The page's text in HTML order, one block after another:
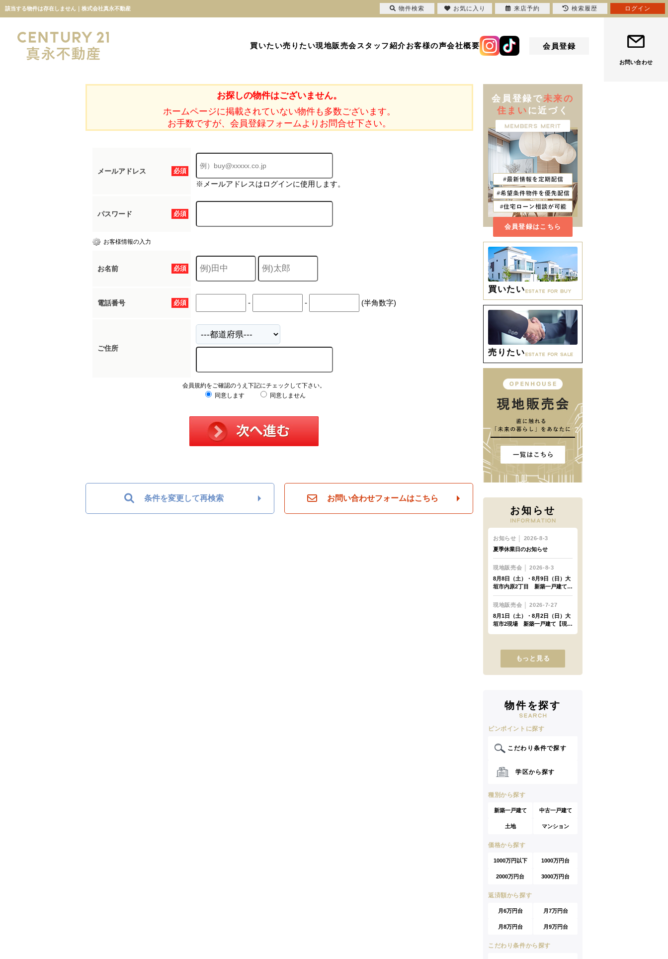
該当する物件は存在しません｜株式会社真永不動産
買いたい売りたい現地販売会スタッフ紹介お客様の声会社概要 会員登録
お問い合わせ
お探しの物件はございません。
ホームページに掲載されていない物件も多数ございます。
お手数ですが、会員登録フォームよりお問合せ下さい。
必須
メールアドレス
※メールアドレスはログインに使用します。
必須
パスワード
お客様情報の入力
必須
お名前
必須
電話番号 - - (半角数字)
ご住所
会員規約をご確認のうえ下記にチェックして下さい。
同意します
同意しません
条件を変更して再検索 お問い合わせフォームはこちら
会員登録で未来の
住まい に近づく
会員登録はこちら
買いたい
売りたい
お知らせ
もっと見る
物件を探す
ピンポイントに探す
こだわり条件で探す
学区から探す
種別から探す
新築一戸建て 中古一戸建て
土地 マンション
価格から探す
1000万円以下 1000万円台
2000万円台 3000万円台
返済額から探す
月6万円台 月7万円台
月8万円台 月9万円台
こだわり条件から探す
物件検索 お気に入り 来店予約 検索履歴 ログイン